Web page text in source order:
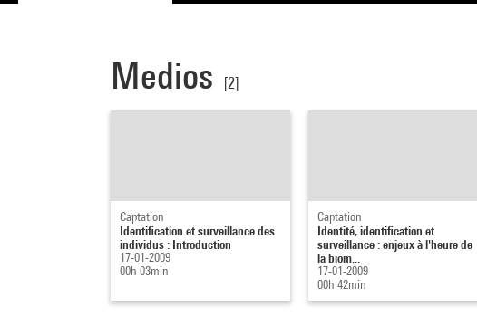
Medios [2]
Captation
Identification et surveillance des
individus : Introduction
17-01-2009
00h 03min
Captation
Identité, identification et
surveillance : enjeux à l'heure de
la biom...
17-01-2009
00h 42min